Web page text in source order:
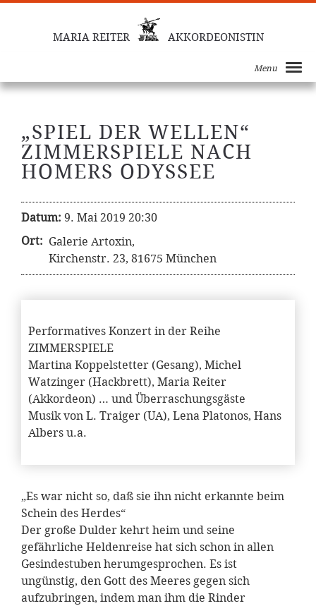
MARIA REITER AKKORDEONISTIN
Menu
„SPIEL DER WELLEN“
ZIMMERSPIELE NACH
HOMERS ODYSSEE
Datum: 9. Mai 2019 20:30
Ort: Galerie Artoxin,
Kirchenstr. 23, 81675 München
Performatives Konzert in der Reihe
ZIMMERSPIELE
Martina Koppelstetter (Gesang), Michel
Watzinger (Hackbrett), Maria Reiter
(Akkordeon) … und Überraschungsgäste
Musik von L. Traiger (UA), Lena Platonos, Hans
Albers u.a.
„Es war nicht so, daß sie ihn nicht erkannte beim
Schein des Herdes“
Der große Dulder kehrt heim und seine
gefährliche Heldenreise hat sich schon in allen
Gesindestuben herumgesprochen. Es ist
ungünstig, den Gott des Meeres gegen sich
aufzubringen, indem man ihm die Rinder